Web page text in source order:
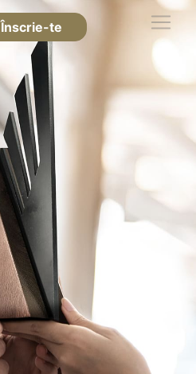
Înscrie-te